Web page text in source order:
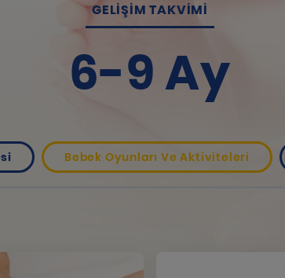
GELIŞIM TAKVIMI
6-9 Ay
Bebek Oyunları Ve Aktiviteleri